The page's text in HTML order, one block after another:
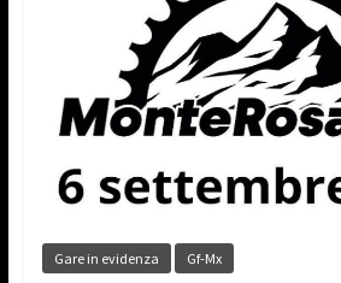
Gare in evidenza Gf-Mx